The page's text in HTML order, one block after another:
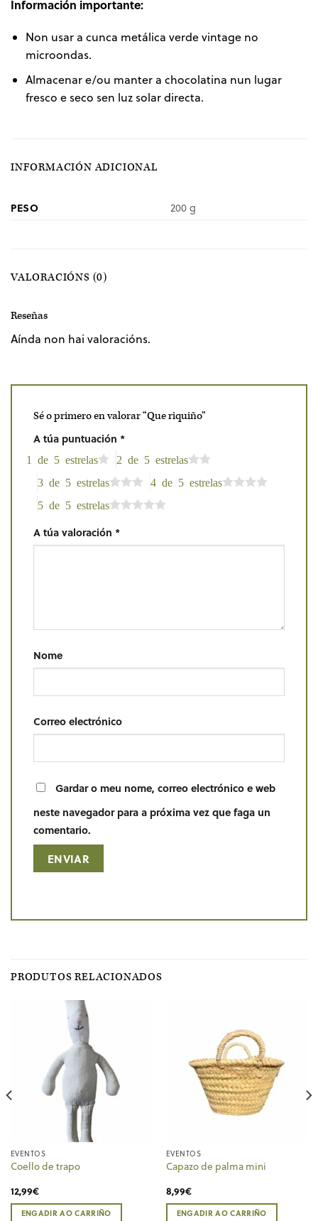
Información importante:
Non usar a cunca metálica verde vintage no
microondas.
Almacenar e/ou manter a chocolatina nun lugar
fresco e seco sen luz solar directa.
INFORMACIÓN ADICIONAL
PESO 200 g
VALORACIÓNS (0)
Reseñas
Aínda non hai valoracións.
Sé o primero en valorar “Que riquiño”
A túa puntuación *
1 de 5 estrelas
2 de 5 estrelas
3 de 5 estrelas
4 de 5 estrelas
5 de 5 estrelas
A túa valoración *
Nome
Correo electrónico
Gardar o meu nome, correo electrónico e web
neste navegador para a próxima vez que faga un
comentario.
PRODUTOS RELACIONADOS
EVENTOS
Coello de trapo
12,99€
ENGADIR AO CARRIÑO
EVENTOS
Capazo de palma mini
8,99€
ENGADIR AO CARRIÑO